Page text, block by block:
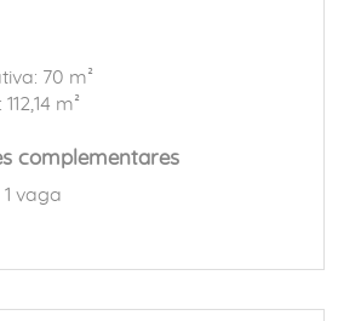
70 m²
m²
complementares
vaga